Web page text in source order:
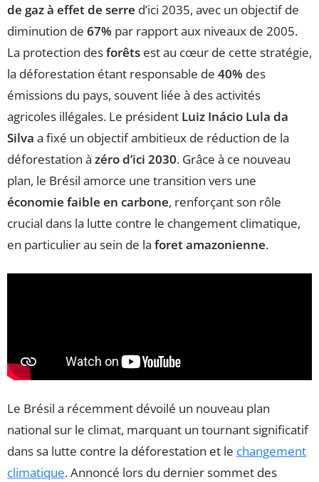
de gaz à effet de serre d’ici 2035, avec un objectif de
diminution de 67% par rapport aux niveaux de 2005.
La protection desforêts est au cœur de cette stratégie,
la déforestation étant responsable de 40% des
émissions du pays, souvent liée à des activités
agricoles illégales. Le président Luiz Inácio Lula da
Silva a fixé un objectif ambitieux de réduction de la
déforestation à zéro d’ici 2030. Grâce à ce nouveau
plan, le Brésil amorce une transition vers une
économie faible en carbone, renforçant son rôle
crucial dans la lutte contre le changement climatique,
en particulier au sein de la foret amazonienne.
Le Brésil a récemment dévoilé un nouveau plan
national sur le climat, marquant un tournant significatif
dans sa lutte contre la déforestation et le changement
climatique. Annoncé lors du dernier sommet des